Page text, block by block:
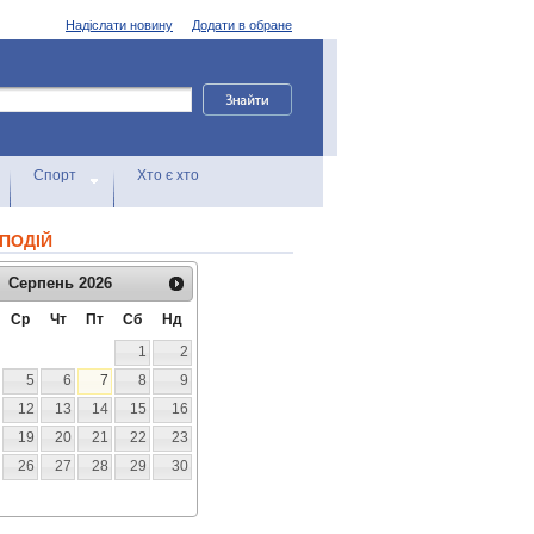
Додати в обране
Надіслати новину
Спорт Хто є хто
Серпень 2026
Ср Чт Пт Сб
Нд
1
2
5 6 7 8
9
12 13 14 15
16
19 20 21 22
23
26 27 28 29
30